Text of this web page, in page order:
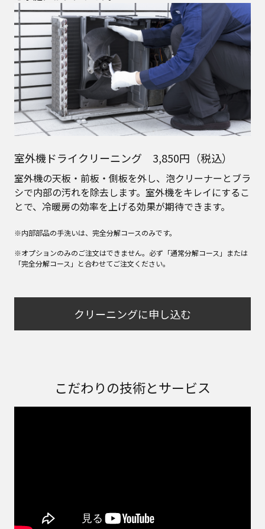
室外機ドライクリーニング 3,850円（税込）
室外機の天板・前板・側板を外し、泡クリーナーとブラ
シで内部の汚れを除去します。室外機をキレイにするこ
とで、冷暖房の効率を上げる効果が期待できます。
※内部部品の手洗いは、完全分解コースのみです。
※オプションのみのご注文はできません。必ず「通常分解コース」または
「完全分解コース」と合わせてご注文ください。
クリーニングに申し込む
こだわりの技術とサービス